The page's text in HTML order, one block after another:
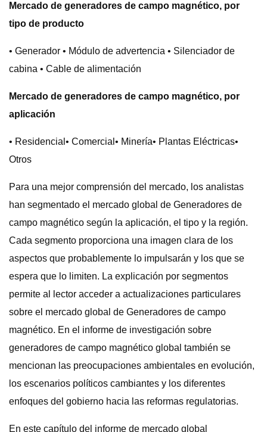
Mercado de generadores de campo magnético, por
tipo de producto
• Generador • Módulo de advertencia • Silenciador de
cabina • Cable de alimentación
Mercado de generadores de campo magnético, por
aplicación
• Residencial• Comercial• Minería• Plantas Eléctricas•
Otros
Para una mejor comprensión del mercado, los analistas
han segmentado el mercado global de Generadores de
campo magnético según la aplicación, el tipo y la región.
Cada segmento proporciona una imagen clara de los
aspectos que probablemente lo impulsarán y los que se
espera que lo limiten. La explicación por segmentos
permite al lector acceder a actualizaciones particulares
sobre el mercado global de Generadores de campo
magnético. En el informe de investigación sobre
generadores de campo magnético global también se
mencionan las preocupaciones ambientales en evolución,
los escenarios políticos cambiantes y los diferentes
enfoques del gobierno hacia las reformas regulatorias.
En este capítulo del informe de mercado global